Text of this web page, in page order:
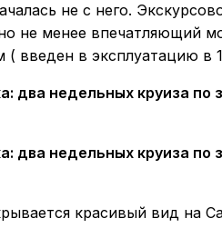
не с него.
не менее впечатляющий
введен в эксплуатацию в
красивый вид на